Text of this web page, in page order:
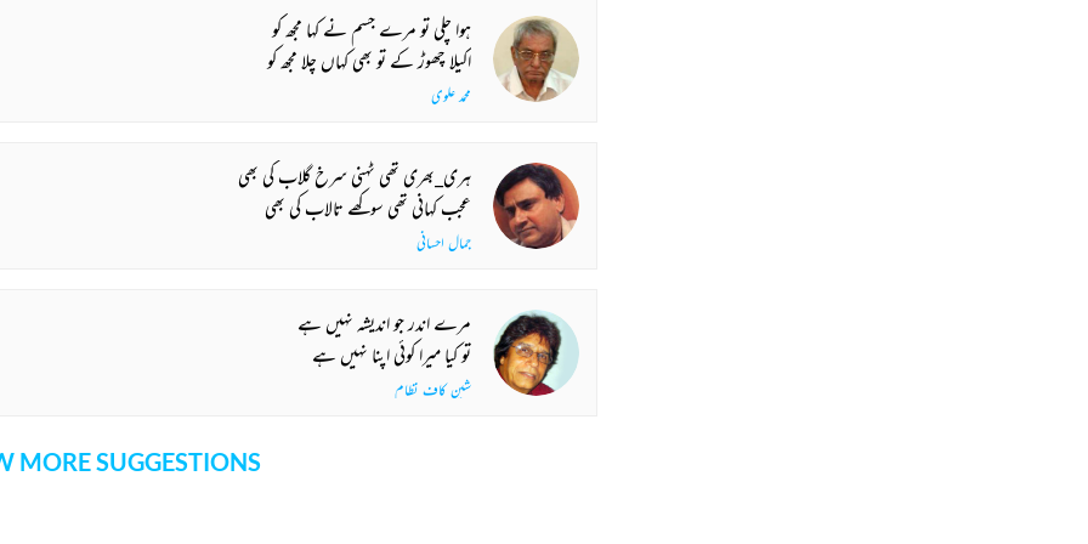
ہوا چلی تو مرے جسم نے کہا مجھ کو
اکیلا چھوڑ کے تو بھی کہاں چلا مجھ کو
محمد علوی
ہری_بھری تھی ٹہنی سرخ گلاب کی بھی
عجب کہانی تھی سوکھے تالاب کی بھی
جمال احسانی
مرے اندر جو اندیشہ نہیں ہے
تو کیا میرا کوئی اپنا نہیں ہے
شین کاف نظام
MORE SUGGESTIONS